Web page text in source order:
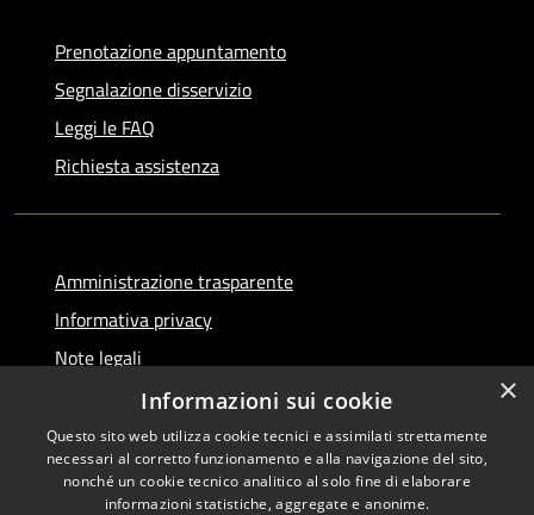
Prenotazione appuntamento
Segnalazione disservizio
Leggi le FAQ
Richiesta assistenza
Amministrazione trasparente
Informativa privacy
Note legali
Dichiarazione di accessibilità
×
Informazioni sui cookie
Questo sito web utilizza cookie tecnici e assimilati strettamente
necessari al corretto funzionamento e alla navigazione del sito,
nonché un cookie tecnico analitico al solo fine di elaborare
informazioni statistiche, aggregate e anonime.